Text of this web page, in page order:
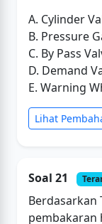
A. Cylinder
B. Pressure
C. By Pass
D. Demand
E. Warning
Lihat
Soal 21
Berdasarkan
pembakaran